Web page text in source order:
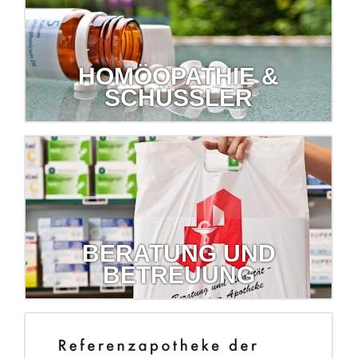
HOMÖOPATHIE &
SCHÜSSLER
Homöopathie & Schüßler
Lassen Sie sich zu diesen Themen von uns beraten.
mehr erfahren...
BERATUNG UND
BETREUUNG
Beratung und Betreuung
Überprüfung Haus- und Reiseapotheke, Inkontinenz-